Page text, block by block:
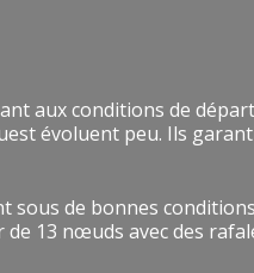
aux conditions de
évoluent peu. Ils
de bonnes
13 nœuds avec des